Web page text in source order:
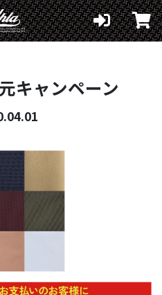
キャンペーン